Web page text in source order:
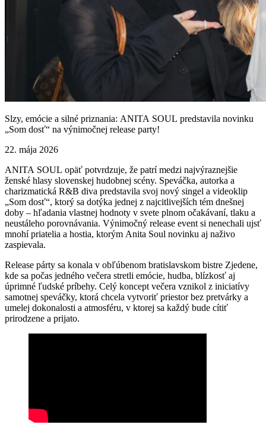
Slzy, emócie a silné priznania: ANITA SOUL predstavila novinku
„Som dosť“ na výnimočnej release party!
22. mája 2026
ANITA SOUL opäť potvrdzuje, že patrí medzi najvýraznejšie
ženské hlasy slovenskej hudobnej scény. Speváčka, autorka a
charizmatická R&B diva predstavila svoj nový singel a videoklip
„Som dosť“, ktorý sa dotýka jednej z najcitlivejších tém dnešnej
doby – hľadania vlastnej hodnoty v svete plnom očakávaní, tlaku a
neustáleho porovnávania. Výnimočný release event si nenechali ujsť
mnohí priatelia a hostia, ktorým Anita Soul novinku aj naživo
zaspievala.
Release párty sa konala v obľúbenom bratislavskom bistre Zjedene,
kde sa počas jedného večera stretli emócie, hudba, blízkosť aj
úprimné ľudské príbehy. Celý koncept večera vznikol z iniciatívy
samotnej speváčky, ktorá chcela vytvoriť priestor bez pretvárky a
umelej dokonalosti a atmosféru, v ktorej sa každý bude cítiť
prirodzene a prijato.